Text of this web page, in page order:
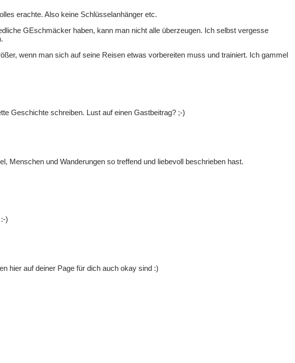
erachte. Also keine Schlüsselanhänger etc.
GEschmäcker haben, kann man nicht alle überzeugen. Ich selbst vergesse
wenn man sich auf seine Reisen etwas vorbereiten muss und trainiert. Ich gammel
Geschichte schreiben. Lust auf einen Gastbeitrag? ;-)
Menschen und Wanderungen so treffend und liebevoll beschrieben hast.
)
hier auf deiner Page für dich auch okay sind :)